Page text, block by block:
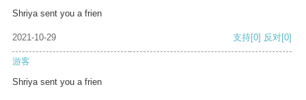
Shriya sent you a frien
2021-10-29 支持[0] 反对[0]
游客
Shriya sent you a frien